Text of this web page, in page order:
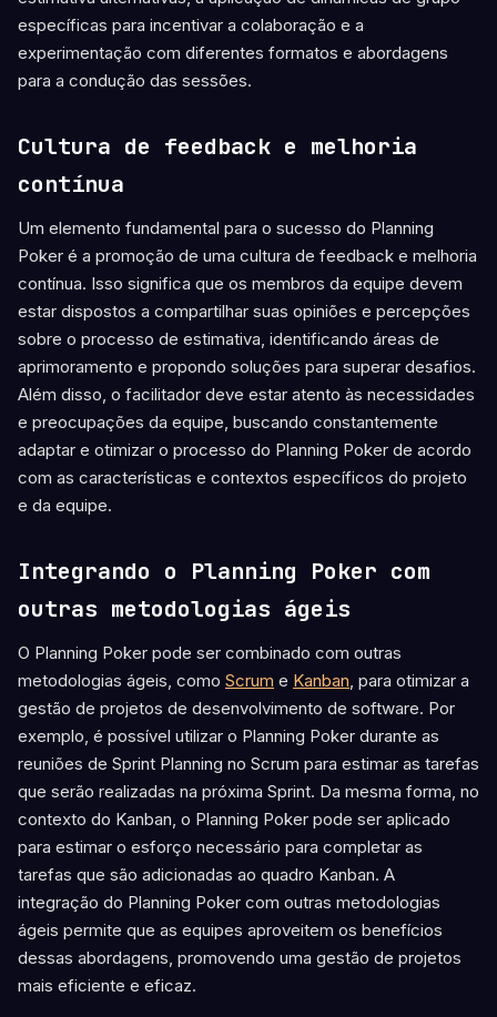
específicas para incentivar a colaboração e a
experimentação com diferentes formatos e abordagens
para a condução das sessões.
Cultura de feedback e melhoria
contínua
Um elemento fundamental para o sucesso do Planning
Poker é a promoção de uma cultura de feedback e melhoria
contínua. Isso significa que os membros da equipe devem
estar dispostos a compartilhar suas opiniões e percepções
sobre o processo de estimativa, identificando áreas de
aprimoramento e propondo soluções para superar desafios.
Além disso, o facilitador deve estar atento às necessidades
e preocupações da equipe, buscando constantemente
adaptar e otimizar o processo do Planning Poker de acordo
com as características e contextos específicos do projeto
e da equipe.
Integrando o Planning Poker com
outras metodologias ágeis
O Planning Poker pode ser combinado com outras
metodologias ágeis, como Scrum e Kanban , para otimizar a
gestão de projetos de desenvolvimento de software. Por
exemplo, é possível utilizar o Planning Poker durante as
reuniões de Sprint Planning no Scrum para estimar as tarefas
que serão realizadas na próxima Sprint. Da mesma forma, no
contexto do Kanban, o Planning Poker pode ser aplicado
para estimar o esforço necessário para completar as
tarefas que são adicionadas ao quadro Kanban. A
integração do Planning Poker com outras metodologias
ágeis permite que as equipes aproveitem os benefícios
dessas abordagens, promovendo uma gestão de projetos
mais eficiente e eficaz.